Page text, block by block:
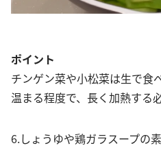
ポイント
チンゲン菜や小松菜は生で食
温まる程度で、長く加熱する
6.しょうゆや鶏ガラスープの